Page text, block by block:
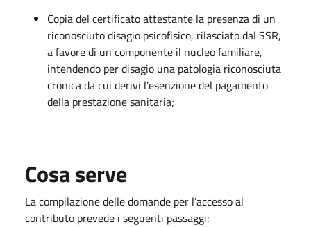
Copia del certificato attestante la presenza di un
riconosciuto disagio psicofisico, rilasciato dal SSR,
a favore di un componente il nucleo familiare,
intendendo per disagio una patologia riconosciuta
cronica da cui derivi l’esenzione del pagamento
della prestazione sanitaria;
Cosa serve
La compilazione delle domande per l’accesso al
contributo prevede i seguenti passaggi: